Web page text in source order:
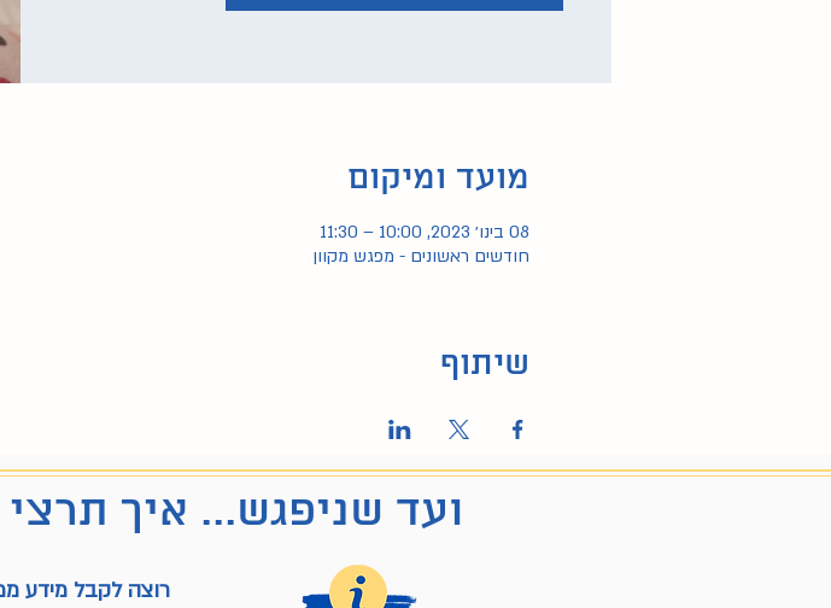
מועד ומיקום
08 בינו׳ 2023, 10:00 – 11:30
חודשים ראשונים - מפגש מקוון
שיתוף
ועד שניפגש... איך
רוצה לקבל מידע